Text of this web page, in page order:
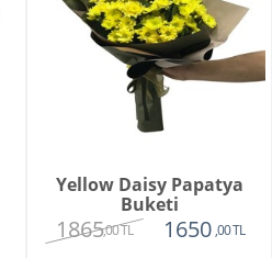
Yellow Daisy Papatya
Buketi
1865,00 TL 1650 ,00 TL